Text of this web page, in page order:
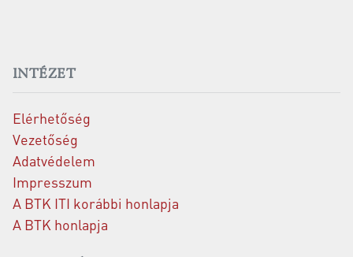
INTÉZET
Elérhetőség
Vezetőség
Adatvédelem
Impresszum
A BTK ITI korábbi honlapja
A BTK honlapja